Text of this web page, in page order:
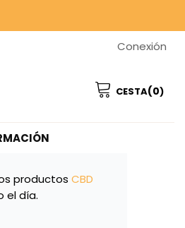
Conexión
CESTA(0)
productos CBD
el día.